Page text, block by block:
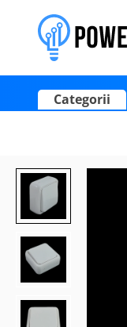
Categorii
Poate mai târziu